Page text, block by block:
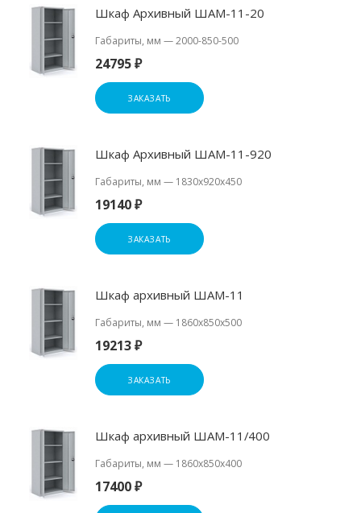
Шкаф Архивный ШАМ-11-20
Габариты, мм —2000-850-500
24795 ₽
ЗАКАЗАТЬ
Шкаф Архивный ШАМ-11-920
Габариты, мм — 1830x920x450
19140 ₽
ЗАКАЗАТЬ
Шкаф архивный ШАМ-11
Габариты, мм — 1860x850x500
19213 ₽
ЗАКАЗАТЬ
Шкаф архивный ШАМ-11/400
Габариты, мм — 1860x850x400
17400 ₽